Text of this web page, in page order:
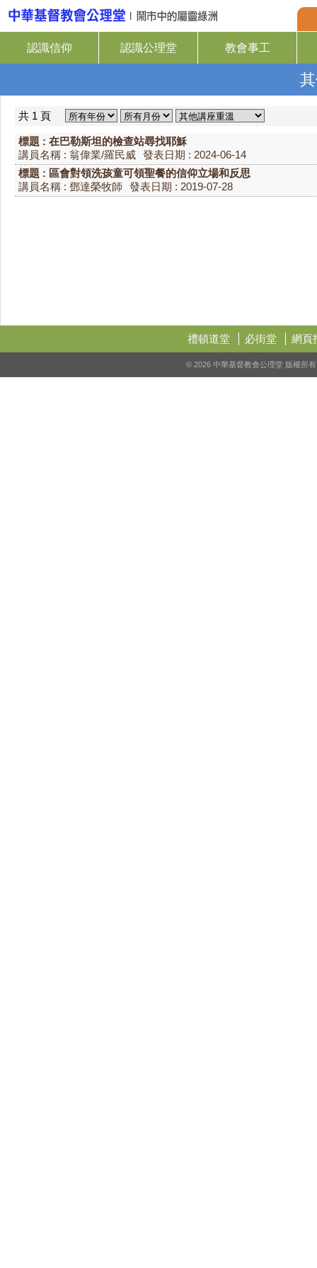
認識信仰 認識公理堂 教會事工
共 1 頁
標題 : 在巴勒斯坦的檢查站尋找耶穌
講員名稱 : 翁偉業/羅民威 發表日期 : 2024-06-14
標題 : 區會對領洗孩童可領聖餐的信仰立場和反思
講員名稱 : 鄧達榮牧師
發表日期 : 2019-07-28
禮頓道堂 必街堂 網頁
© 2026 中華基督教會公理堂 版權所